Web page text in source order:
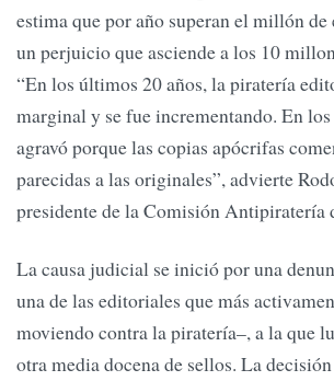
estima que por año superan el millón de
un perjuicio que asciende a los 10
“En los últimos 20 años, la piratería
marginal y se fue incrementando. En
agravó porque las copias apócrifas
parecidas a las originales”, advierte
presidente de la Comisión Antipiratería
La causa judicial se inició por una
una de las editoriales que más
moviendo contra la piratería–, a la que
otra media docena de sellos. La